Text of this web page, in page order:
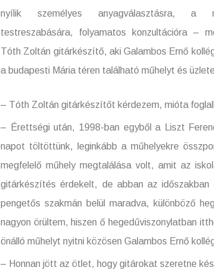
nyílik személyes anyagválasztásra, a
testreszabására, folyamatos konzultációra –
Tóth Zoltán gitárkészítő, aki Galambos Ernő
a budapesti Mária téren található műhelyt és
– Tóth Zoltán gitárkészítőt kérdezem, mióta
– Érettségi után, 1998-ban egyből a Liszt
napot töltöttünk, leginkább a műhelyekre
megfelelő műhely megtalálása volt, amit az
gitárkészítés érdekelt, de abban az
pengetős szakmán belül maradva, különböző
nagyon örültem, hiszen ő hegedűviszonylatban
önálló műhelyt nyitni közösen Galambos Ernő
– Honnan jött az ötlet, hogy gitárokat szeretne